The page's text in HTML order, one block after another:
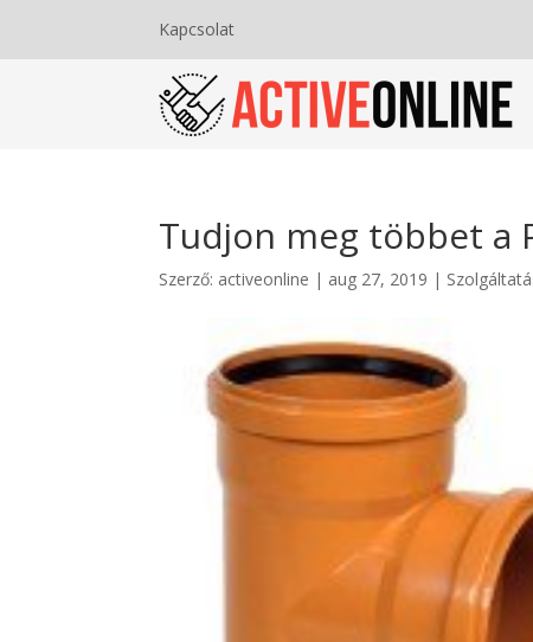
Kapcsolat
Tudjon meg többet a
Szerző: activeonline | aug 27, 2019 |